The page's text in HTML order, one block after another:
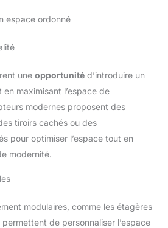
espace ordonné
une opportunité d’introduire un
maximisant l’espace de
modernes proposent des
tiroirs cachés ou des
pour optimiser l’espace tout en
modernité.
modulaires, comme les étagères
de personnaliser l’espace